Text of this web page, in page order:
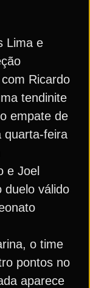
Lima e
Ricardo
tendinite
empate de
quarta-feira
e Joel
duelo válido
o time
pontos no
aparece